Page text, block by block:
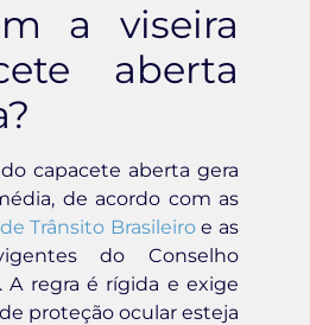
a viseira
aberta
capacete aberta gera
de acordo com as
Trânsito Brasileiroe as
do Conselho
A regra é rígida e exige
proteção ocular esteja